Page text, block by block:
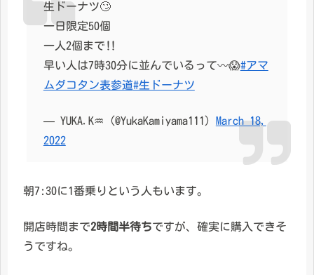
生ドーナツ🙄
一日限定50個
一人2個まで‼️
早い人は7時30分に並んでいるって〰️😱#アマ
ムダコタン表参道#生ドーナツ
— YUKA.K♒️ (@YukaKamiyama111) March 18,
2022
朝7:30に1番乗りという人もいます。
開店時間まで2時間半待ちですが、確実に購入できそ
うですね。